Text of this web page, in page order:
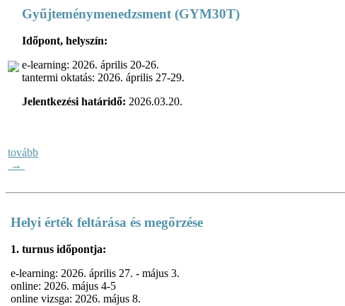
Gyűjteménymenedzsment (GYM30T)
Időpont, helyszín:
e-learning: 2026. április 20-26.
tantermi oktatás: 2026. április 27-29.
Jelentkezési határidő: 2026.03.20.
tovább
→
Helyi érték feltárása és megőrzése
1. turnus időpontja:
e-learning: 2026. április 27. - május 3.
online: 2026. május 4-5
online vizsga: 2026. május 8.